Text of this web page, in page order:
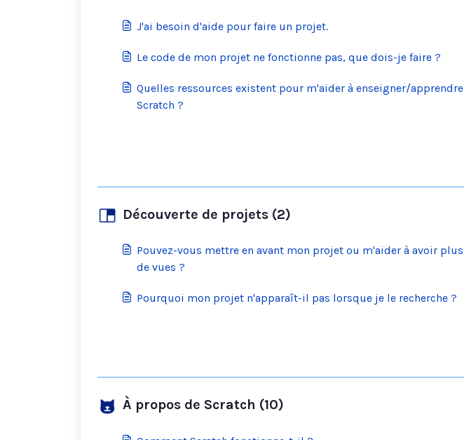
J'ai besoin d'aide pour faire un projet.
Le code de mon projet ne fonctionne pas, que dois-je faire ?
Quelles ressources existent pour m'aider à enseigner/apprendre
Scratch ?
Découverte de projets (2)
Pouvez-vous mettre en avant mon projet ou m'aider à avoir plus
de vues ?
Pourquoi mon projet n'apparaît-il pas lorsque je le recherche ?
À propos de Scratch (10)